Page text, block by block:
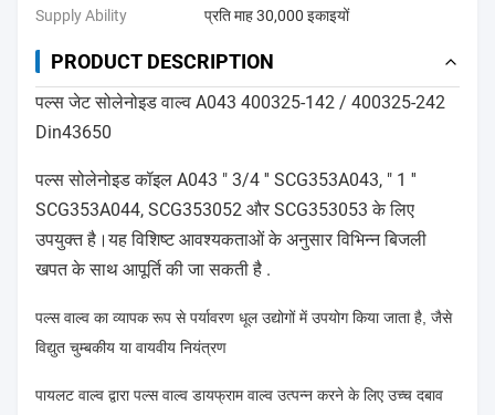
Supply Ability प्रति माह 30,000 इकाइयों
PRODUCT DESCRIPTION
पल्स जेट सोलेनोइड वाल्व A043 400325-142 / 400325-242
Din43650
पल्स सोलेनोइड कॉइल A043 " 3/4 ′′ SCG353A043, " 1 ′′
SCG353A044, SCG353052 और SCG353053 के लिए
उपयुक्त है।यह विशिष्ट आवश्यकताओं के अनुसार विभिन्न बिजली
खपत के साथ आपूर्ति की जा सकती है .
पल्स वाल्व का व्यापक रूप से पर्यावरण धूल उद्योगों में उपयोग किया जाता है, जैसे
विद्युत चुम्बकीय या वायवीय नियंत्रण
पायलट वाल्व द्वारा पल्स वाल्व डायफ्राम वाल्व उत्पन्न करने के लिए उच्च दबाव